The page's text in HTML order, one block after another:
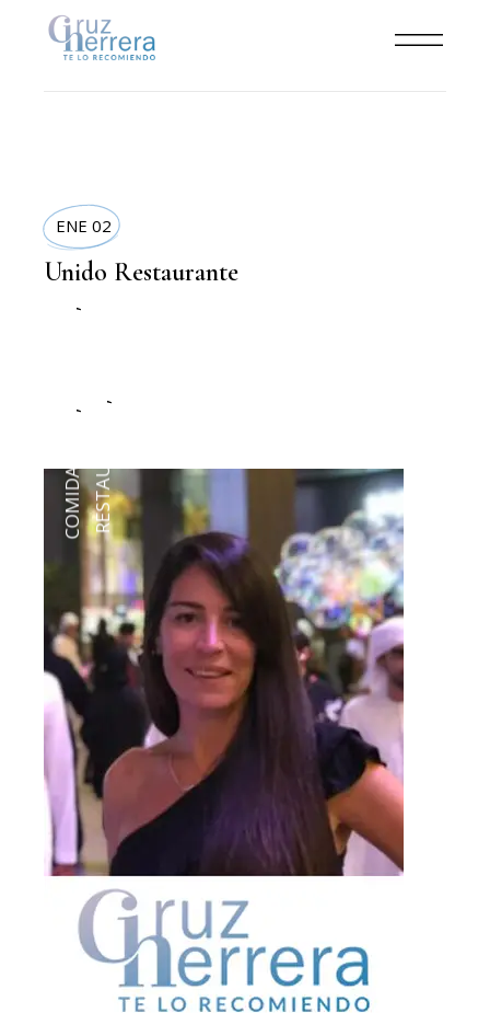
COMIDA SANA
,
,
RESTAURANTS
,
ENE 02
Unido Restaurante